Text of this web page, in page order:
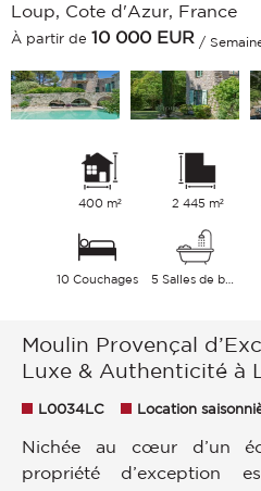
Loup, Cote d'Azur, France
À partir de 10 000 EUR /
400 m² 2 445 m²
10 Couchages
Moulin Provençal
Luxe & Authenticité à
L0034LC Location
Nichée au cœur d’un
propriété d’exception